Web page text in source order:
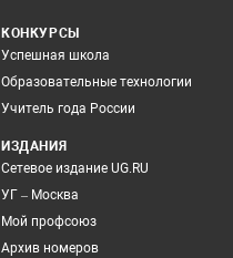
КОНКУРСЫ
Успешная школа
Образовательные технологии
Учитель года России
ИЗДАНИЯ
Сетевое издание UG.RU
УГ – Москва
Мой профсоюз
Архив номеров